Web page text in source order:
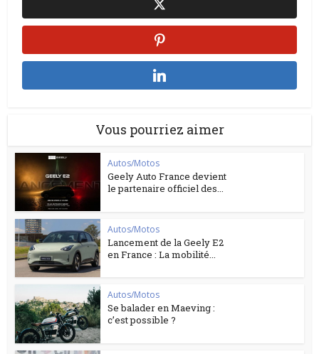
Vous pourriez aimer
Autos/Motos
Geely Auto France devient
le partenaire officiel des...
Autos/Motos
Lancement de la Geely E2
en France : La mobilité...
Autos/Motos
Se balader en Maeving :
c’est possible ?